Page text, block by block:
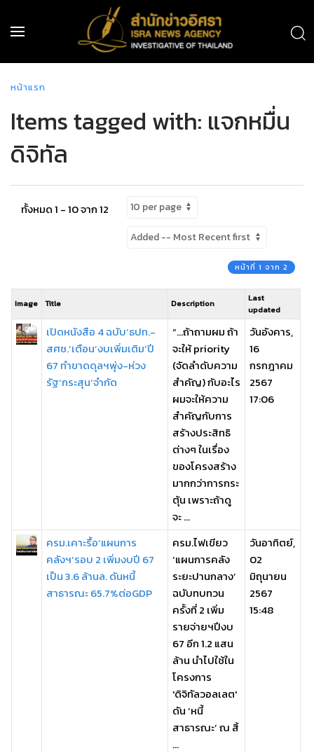
หน้าแรก
Items tagged with: แจกหมื่น
ดิจิทัล
ทั้งหมด 1 - 10 จาก 12
หน้าที่ 1 จาก 2
Image Title Description
Last
updated
เปิดหนังสือ 4 ฉบับ‘ธปท.-
สศช.’เตือน‘งบเพิ่มเติม’ปี
67 ทำขาดดุลฯพุ่ง-ห่วง
รัฐ‘กระสุน’จำกัด
“…ถ้าถามผม ถ้า
จะให้ priority
(จัดลำดับความ
สำคัญ) กับอะไร
ผมจะให้ความ
สำคัญกับการ
สร้างประสิทธิ
ต่างๆ ในเรื่อง
ของโครงสร้าง
มากกว่าการกระ
ตุ้น เพราะถ้าดู
จะ ...
วันอังคาร,
16
กรกฎาคม
2567
17:06
ครม.เคาะรื้อ‘แผนการ
คลังฯ’รอบ 2 เพิ่มงบปี 67
เป็น 3.6 ล้านล. ดันหนี้
สาธารณะ 65.7%ต่อGDP
ครม.ไฟเขียว
‘แผนการคลัง
ระยะปานกลาง’
ฉบับทบทวน
ครั้งที่ 2 เพิ่ม
รายจ่ายฯปีงบ
67 อีก 1.2 แสน
ล้าน นำไปใช้ใน
โครงการ
'ดิจิทัลวอลเลต'
ดัน ‘หนี้
สาธารณะ’ ณ สิ้
...
วันอาทิตย์,
02
มิถุนายน
2567
15:48